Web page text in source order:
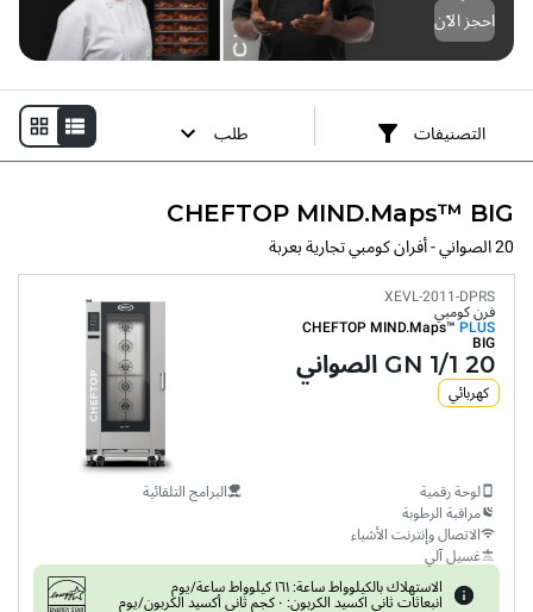
احجز الآن
التصنيفات طلب
CHEFTOP MIND.Maps™ BIG
20 الصواني - أفران كومبي تجارية بعربة
XEVL-2011-DPRS
فرن كومبي
CHEFTOP MIND.Maps™ PLUS
BIG
20 GN 1/1 الصواني
كهربائي
لوحة رقمية
مراقبة الرطوبة
الاتصال وإنترنت الأشياء
غسيل آلي
البرامج التلقائية
الاستهلاك بالكيلوواط ساعة: ١٦١ كيلوواط ساعة/يوم
انبعاثات ثاني اكسيد الكربون: ٠ كجم ثاني أكسيد الكربون/يوم